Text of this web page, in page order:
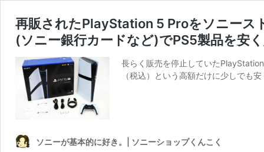
再販されたPlayStation 5 Proをソニース
(ソニー銀行カードなど)でPS5製品を安
長らく販売を停止していた
（税込）という高額だけに少しでも
ソニーが基本的に好き。| ソニーショップくんこく